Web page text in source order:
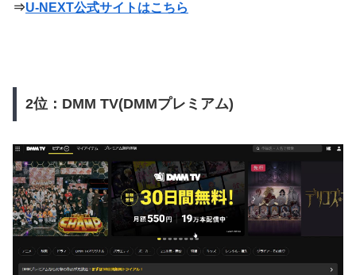
⇒U-NEXT公式サイトはこちら
2位：DMM TV(DMMプレミアム)